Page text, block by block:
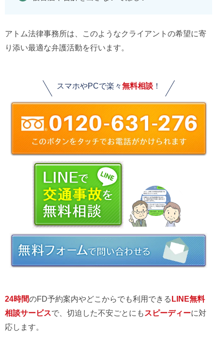
アトム法律事務所は、このようなクライアントの希望に寄
り添い最適な弁護活動を行います。
スマホやPCで楽々無料相談！
24時間のFD予約案内やどこからでも利用できるLINE無料
相談サービスで、切迫した不安ごとにも スピーディーに対
応します。